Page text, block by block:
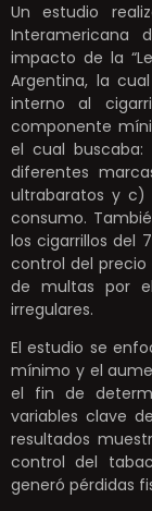
Un estudio
Interamericana
impacto de la
Argentina, la
interno al
componente
el cual
diferentes
ultrabaratos y c)
consumo.
los cigarrillos del
control del
de multas por
irregulares.
El estudio se
mínimo y el
el fin de
variables clave
resultados
control del
generó pérdidas